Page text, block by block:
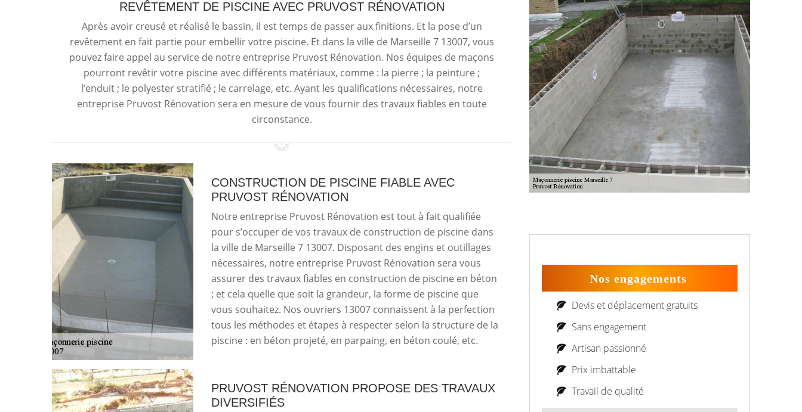
REVÊTEMENT DE PISCINE AVEC PRUVOST RÉNOVATION
Après avoir creusé et réalisé le bassin, il est temps de passer aux finitions. Et la pose d’un
revêtement en fait partie pour embellir votre piscine. Et dans la ville de Marseille 7 13007, vous
pouvez faire appel au service de notre entreprise Pruvost Rénovation. Nos équipes de maçons
pourront revêtir votre piscine avec différents matériaux, comme : la pierre ; la peinture ;
l’enduit ; le polyester stratifié ; le carrelage, etc. Ayant les qualifications nécessaires, notre
entreprise Pruvost Rénovation sera en mesure de vous fournir des travaux fiables en toute
circonstance.
CONSTRUCTION DE PISCINE FIABLE AVEC
PRUVOST RÉNOVATION
Notre entreprise Pruvost Rénovation est tout à fait qualifiée
pour s’occuper de vos travaux de construction de piscine dans
la ville de Marseille 7 13007. Disposant des engins et outillages
nécessaires, notre entreprise Pruvost Rénovation sera vous
assurer des travaux fiables en construction de piscine en béton
; et cela quelle que soit la grandeur, la forme de piscine que
vous souhaitez. Nos ouvriers 13007 connaissent à la perfection
tous les méthodes et étapes à respecter selon la structure de la
piscine : en béton projeté, en parpaing, en béton coulé, etc.
PRUVOST RÉNOVATION PROPOSE DES TRAVAUX
DIVERSIFIÉS
Nos engagements
Devis et déplacement gratuits
Sans engagement
Artisan passionné
Prix imbattable
Travail de qualité